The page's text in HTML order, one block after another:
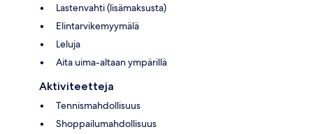
Lastenvahti (lisämaksusta)
Elintarvikemyymälä
Leluja
Aita uima-altaan ympärillä
Aktiviteetteja
Tennismahdollisuus
Shoppailumahdollisuus